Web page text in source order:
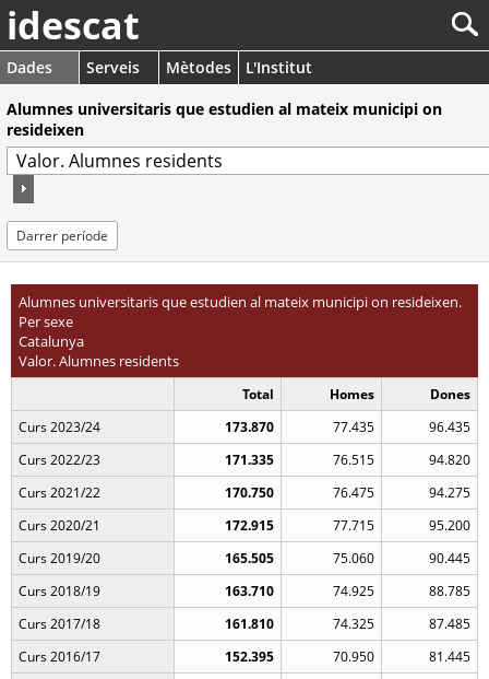
idescat
Dades Serveis Mètodes
L'Institut
Alumnes universitaris que estudien al mateix municipi on
resideixen
Darrer període
Alumnes universitaris que estudien al mateix municipi on resideixen.
Per sexe
Catalunya
Valor. Alumnes residents
Total Homes
Dones
Curs 2023/24
173.870 77.435
96.435
Curs 2022/23
171.335 76.515
94.820
Curs 2021/22
170.750 76.475
94.275
Curs 2020/21
172.915 77.715
95.200
Curs 2019/20
165.505 75.060
90.445
Curs 2018/19
163.710 74.925
88.785
Curs 2017/18
161.810 74.325
87.485
Curs 2016/17
152.395 70.950
81.445